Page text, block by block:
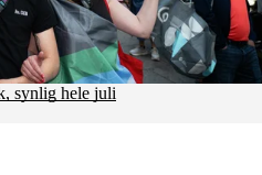
synlig hele juli